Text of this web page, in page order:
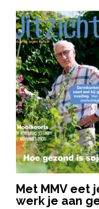
Met MMV eet
werk je aan